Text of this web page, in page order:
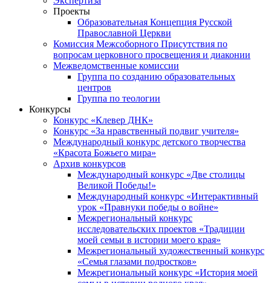
Проекты
Образовательная Концепция Русской
Православной Церкви
Комиссия Межсоборного Присутствия по
вопросам церковного просвещения и диаконии
Межведомственные комиссии
Группа по созданию образовательных
центров
Группа по теологии
Конкурсы
Конкурс «Клевер ДНК»
Конкурс «За нравственный подвиг учителя»
Международный конкурс детского творчества
«Красота Божьего мира»
Архив конкурсов
Международный конкурс «Две столицы
Великой Победы!»
Международный конкурс «Интерактивный
урок «Правнуки победы о войне»
Межрегиональный конкурс
исследовательских проектов «Традиции
моей семьи в истории моего края»
Межрегиональный художественный конкурс
«Семья глазами подростков»
Межрегиональный конкурс «История моей